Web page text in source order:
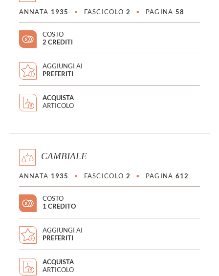
ANNATA 1935 • FASCICOLO 2 • PAGINA 58
COSTO
2 CREDITI
AGGIUNGI AI
PREFERITI
ACQUISTA
ARTICOLO
CAMBIALE
ANNATA 1935 • FASCICOLO 2 • PAGINA 612
COSTO
1 CREDITO
AGGIUNGI AI
PREFERITI
ACQUISTA
ARTICOLO